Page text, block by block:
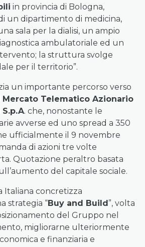
in provincia di Bologna,
un dipartimento di medicina,
sala per la dialisi, un ampio
ambulatoriale ed un
la struttura svolge
per il territorio”.
un importante percorso verso
Mercato Telematico Azionario
. che, nonostante le
avverse ed uno spread a 350
ufficialmente il 9 novembre
di azioni tre volte
Quotazione peraltro basata
del capitale sociale.
Italiana concretizza
strategia “Buy and Build”, volta
del Gruppo nel
migliorarne ulteriormente
e finanziaria e